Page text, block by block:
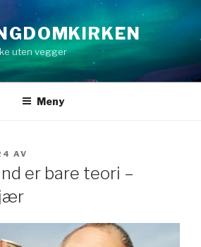
uten vegger
Meny
AV
er bare teori –